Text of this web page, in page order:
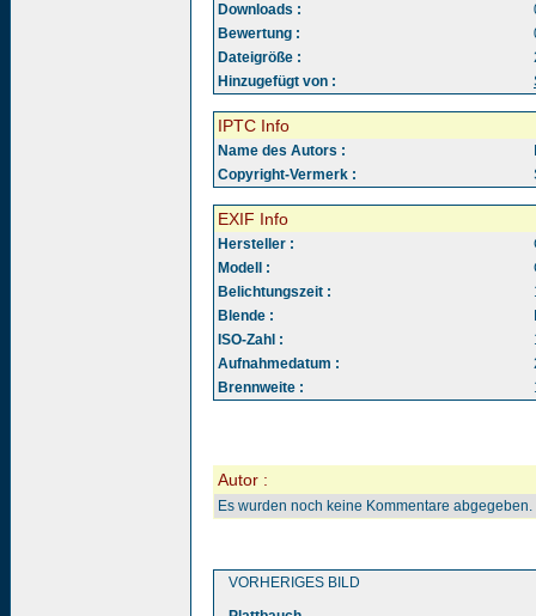
Downloads :
Bewertung :
Dateigröße :
Hinzugefügt von :
IPTC Info
Name des Autors :
Copyright-Vermerk :
EXIF Info
Hersteller :
Modell :
Belichtungszeit :
Blende :
ISO-Zahl :
Aufnahmedatum :
Brennweite :
Autor :
Es wurden noch keine Kommentare abgegeben.
VORHERIGES BILD